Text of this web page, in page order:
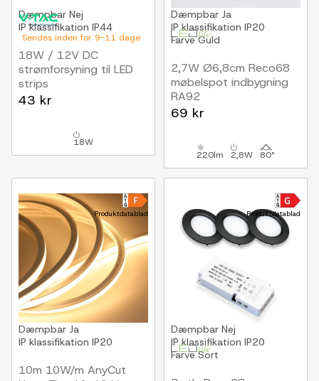
Sendes inden for 9-11 dage
Dæmpbar Nej
IP klassifikation IP44
18W / 12V DC
strømforsyning til LED
strips
1.5A, IP44 vådrum
43 kr
18W
Dæmpbar Ja
IP klassifikation IP20
FarveGuld
2,7W Ø6,8cm Reco68
møbelspot indbygning
RA92
12V DC, Hul: Ø5,5 cm,
69 kr
220lm 2,8W 80°
Produktdatablad
Dæmpbar Ja
IP klassifikation IP20
10m 10W/m AnyCut
Produktdatablad
Dæmpbar Nej
IP klassifikation IP20
FarveSort